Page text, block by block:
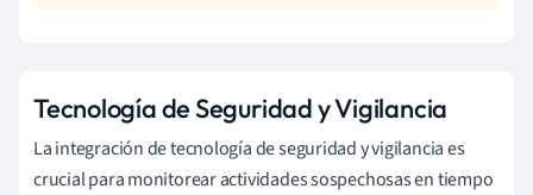
Tecnología de Seguridad y Vigilancia
La integración de tecnología de seguridad y vigilancia es
crucial para monitorear actividades sospechosas en tiempo